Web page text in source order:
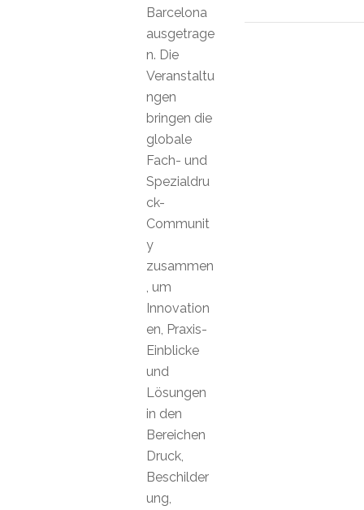
Barcelona
ausgetrage
n. Die
Veranstaltu
ngen
bringen die
globale
Fach- und
Spezialdru
ck-
Communit
y
zusammen
, um
Innovation
en, Praxis-
Einblicke
und
Lösungen
in den
Bereichen
Druck,
Beschilder
ung,